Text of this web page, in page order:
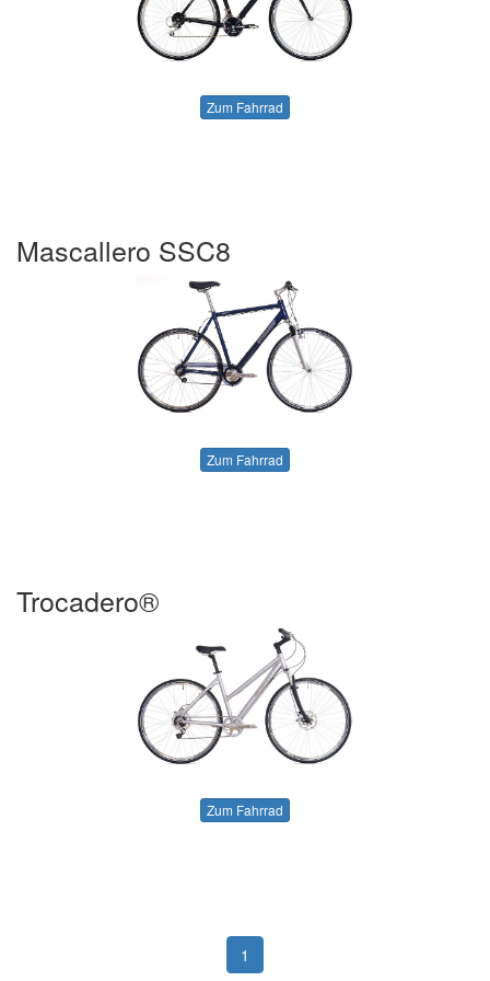
Zum Fahrrad
Mascallero SSC8
Zum Fahrrad
Trocadero®
Zum Fahrrad
1